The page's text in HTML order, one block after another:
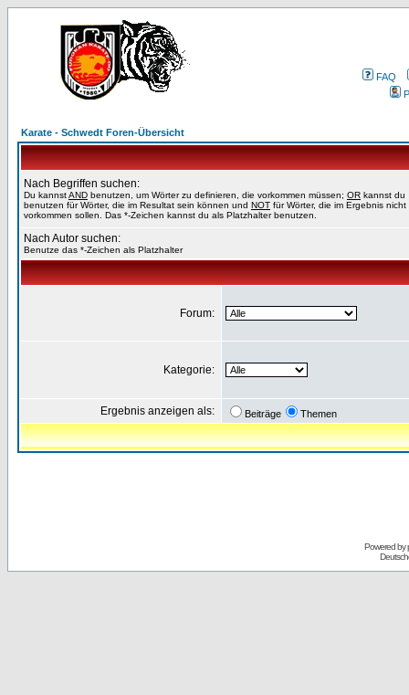
FAQ
Karate - Schwedt Foren-Übersicht
Nach Begriffen suchen:
Du kannstAND benutzen, um Wörter zu definieren, die vorkommen müssen; OR kannst du
benutzen für Wörter, die im Resultat sein können und NOT für Wörter, die im Ergebnis nicht
vorkommen sollen. Das *-Zeichen kannst du als Platzhalter benutzen.
Nach Autor suchen:
Benutze das *-Zeichen als Platzhalter
Forum:
Kategorie:
Ergebnis anzeigen als: Beiträge Themen
Powered by